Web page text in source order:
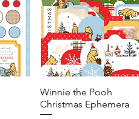
Vista rápida
Winnie the Pooh
Christmas Ephemera